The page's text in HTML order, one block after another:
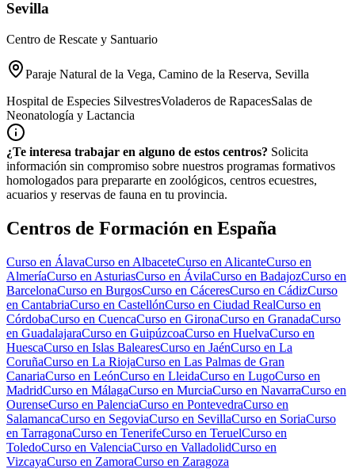
Sevilla
Centro de Rescate y Santuario
Paraje Natural de la Vega, Camino de la Reserva, Sevilla
Hospital de Especies SilvestresVoladeros de RapacesSalas de
Neonatología y Lactancia
¿Te interesa trabajar en alguno de estos centros? Solicita
información sin compromiso sobre nuestros programas formativos
homologados para prepararte en zoológicos, centros ecuestres,
acuarios y reservas de fauna en tu provincia.
Centros de Formación en España
Curso en ÁlavaCurso en AlbaceteCurso en AlicanteCurso en
AlmeríaCurso en AsturiasCurso en ÁvilaCurso en BadajozCurso en
BarcelonaCurso en BurgosCurso en CáceresCurso en CádizCurso
en CantabriaCurso en CastellónCurso en Ciudad RealCurso en
CórdobaCurso en CuencaCurso en GironaCurso en GranadaCurso
en GuadalajaraCurso en GuipúzcoaCurso en HuelvaCurso en
HuescaCurso en Islas BalearesCurso en JaénCurso en La
CoruñaCurso en La RiojaCurso en Las Palmas de Gran
CanariaCurso en LeónCurso en LleidaCurso en LugoCurso en
MadridCurso en MálagaCurso en MurciaCurso en NavarraCurso en
OurenseCurso en PalenciaCurso en PontevedraCurso en
SalamancaCurso en SegoviaCurso en SevillaCurso en SoriaCurso
en TarragonaCurso en TenerifeCurso en TeruelCurso en
ToledoCurso en ValenciaCurso en ValladolidCurso en
VizcayaCurso en ZamoraCurso en Zaragoza